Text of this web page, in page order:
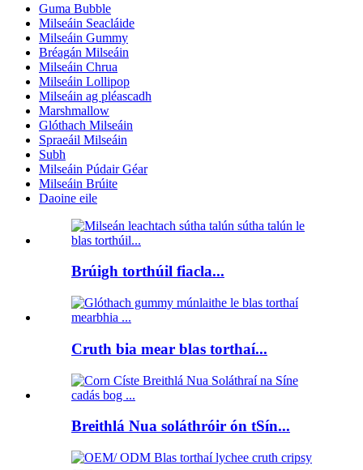
Guma Bubble
Milseáin Seacláide
Milseáin Gummy
Bréagán Milseáin
Milseáin Chrua
Milseáin Lollipop
Milseáin ag pléascadh
Marshmallow
Glóthach Milseáin
Spraeáil Milseáin
Subh
Milseáin Púdair Géar
Milseáin Brúite
Daoine eile
Brúigh torthúil fiacla...
Cruth bia mear blas torthaí...
Breithlá Nua soláthróir ón tSín...